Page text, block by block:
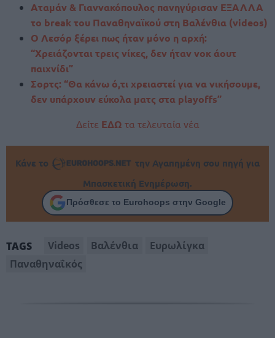
Αταμάν & Γιαννακόπουλος πανηγύρισαν ΕΞΑΛΛΑ
το break του Παναθηναϊκού στη Βαλένθια (videos)
Ο Λεσόρ ξέρει πως ήταν μόνο η αρχή:
“Χρειάζονται τρεις νίκες, δεν ήταν νοκ άουτ
παιχνίδι”
Σορτς: “Θα κάνω ό,τι χρειαστεί για να νικήσουμε,
δεν υπάρχουν εύκολα ματς στα playoffs”
Δείτε ΕΔΩ τα τελευταία νέα
Κάνε το
την Αγαπημένη σου πηγή για
Μπασκετική Ενημέρωση.
Πρόσθεσε το Eurohoops στην Google
TAGS Videos Βαλένθια
Ευρωλίγκα
Παναθηναΐκός